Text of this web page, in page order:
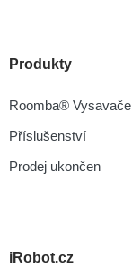
Produkty
Roomba® Vysavače
Příslušenství
Prodej ukončen
iRobot.cz